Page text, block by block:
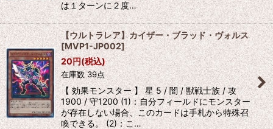
は１ターンに２度…
【ウルトラレア】カイザー・ブラッド・ヴォルス
[MVP1-JP002]
20円(税込)
在庫数 39点
【 効果モンスター 】 星 5 / 闇 / 獣戦士族 / 攻
1900 / 守1200 (1)：自分フィールドにモンスター
が存在しない場合、このカードは手札から特殊召
喚できる。 (2)：こ…